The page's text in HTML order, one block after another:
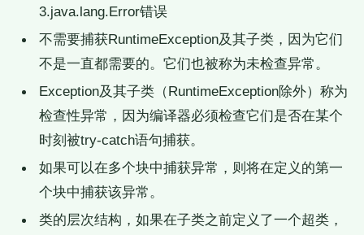
3.java.lang.Error错误
不需要捕获RuntimeException及其子类，因为它们
不是一直都需要的。它们也被称为未检查异常。
Exception及其子类（RuntimeException除外）称为
检查性异常，因为编译器必须检查它们是否在某个
时刻被try-catch语句捕获。
如果可以在多个块中捕获异常，则将在定义的第一
个块中捕获该异常。
类的层次结构，如果在子类之前定义了一个超类，